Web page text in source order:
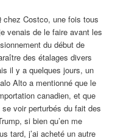
chez Costco, une fois tous
venais de le faire avant les
du début de
des étalages divers
il y a quelques jours, un
Alto a mentionné que le
canadien, et que
voir perturbés du fait des
si bien qu’en me
tard, j’ai acheté un autre